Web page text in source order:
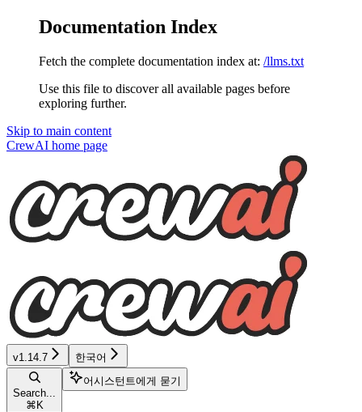
Documentation Index
Fetch the complete documentation index at: /llms.txt
Use this file to discover all available pages before
exploring further.
Skip to main content
CrewAI home page
v1.14.7 한국어
Search...
⌘ K
어시스턴트에게 묻기